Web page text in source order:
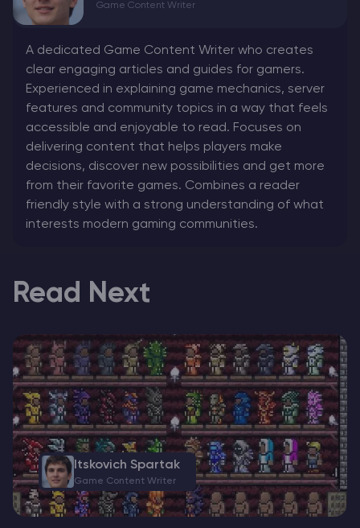
Game Content Writer
A dedicated Game Content Writer who creates
clear engaging articles and guides for gamers.
Experienced in explaining game mechanics, server
features and community topics in a way that feels
accessible and enjoyable to read. Focuses on
delivering content that helps players make
decisions, discover new possibilities and get more
from their favorite games. Combines a reader
friendly style with a strong understanding of what
interests modern gaming communities.
Read Next
Itskovich Spartak
Game Content Writer